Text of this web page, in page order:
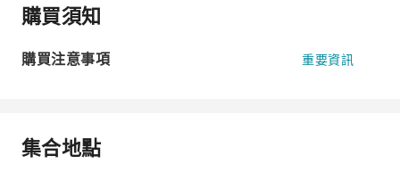
購買須知
購買注意事項 重要資訊
集合地點